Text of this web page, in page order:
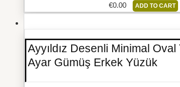
€0.00 ADD TO CART
Ayyıldız Desenli Minimal Oval
Ayar Gümüş Erkek Yüzük